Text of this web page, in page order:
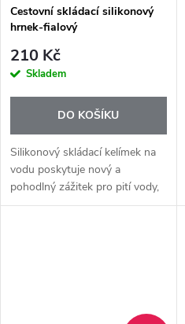
Cestovní skládací silikonový
hrnek-fialový
210 Kč
Skladem
DO KOŠÍKU
Silikonový skládací kelímek na
vodu poskytuje nový a
pohodlný zážitek pro pití vody,
kávy, ovocných šťáv a dalších